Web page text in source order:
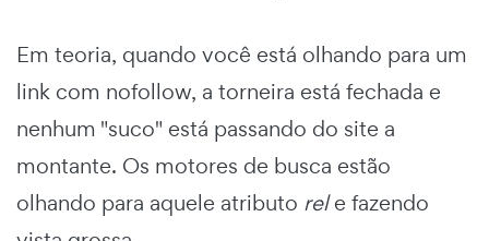
Em teoria, quando você está olhando para um
link com nofollow, a torneira está fechada e
nenhum "suco" está passando do site a
montante. Os motores de busca estão
olhando para aquele atributo rele fazendo